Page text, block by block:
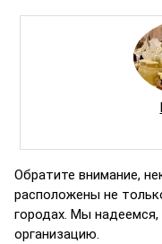
Обратите внимание,
расположены не
городах. Мы
организацию.